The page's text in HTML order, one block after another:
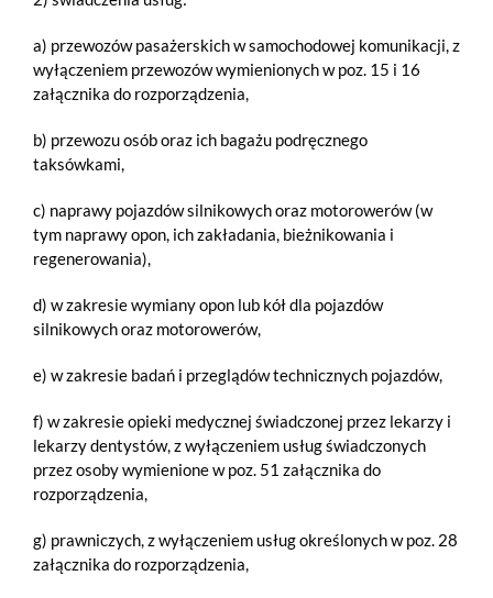
a) przewozów pasażerskich w samochodowej komunikacji, z
wyłączeniem przewozów wymienionych w poz. 15 i 16
załącznika do rozporządzenia,
b) przewozu osób oraz ich bagażu podręcznego
taksówkami,
c) naprawy pojazdów silnikowych oraz motorowerów (w
tym naprawy opon, ich zakładania, bieżnikowania i
regenerowania),
d) w zakresie wymiany opon lub kół dla pojazdów
silnikowych oraz motorowerów,
e) w zakresie badań i przeglądów technicznych pojazdów,
f) w zakresie opieki medycznej świadczonej przez lekarzy i
lekarzy dentystów, z wyłączeniem usług świadczonych
przez osoby wymienione w poz. 51 załącznika do
rozporządzenia,
g) prawniczych, z wyłączeniem usług określonych w poz. 28
załącznika do rozporządzenia,